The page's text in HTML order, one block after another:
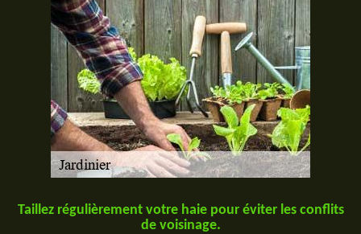
Taillez régulièrement votre haie pour éviter les conflits
de voisinage.